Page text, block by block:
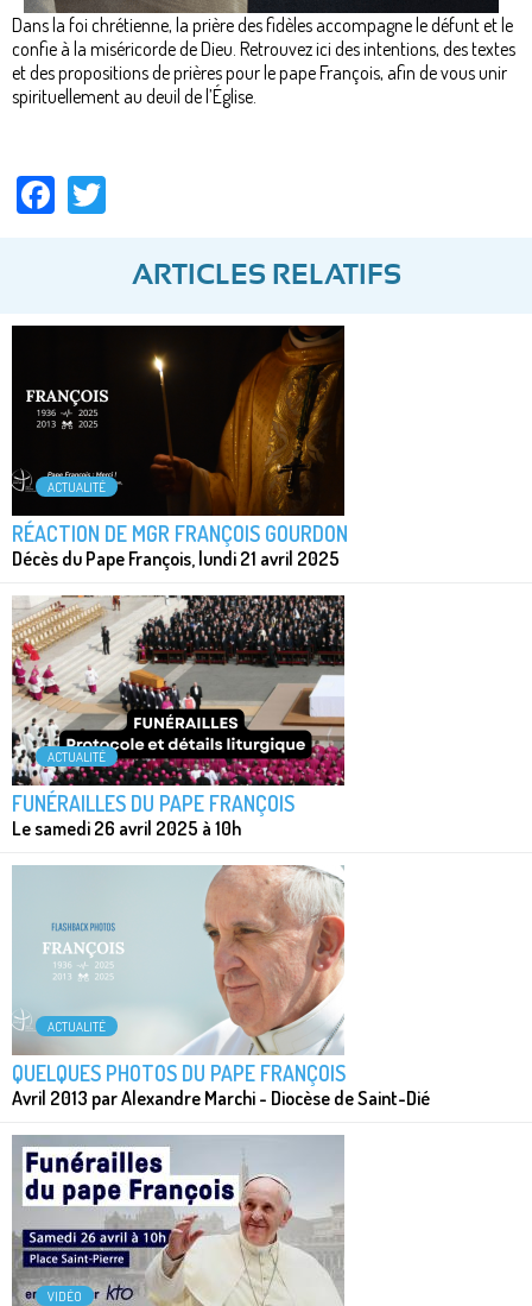
Dans la foi chrétienne, la prière des fidèles accompagne le défunt et le
confie à la miséricorde de Dieu. Retrouvez ici des intentions, des textes
et des propositions de prières pour le pape François, afin de vous unir
spirituellement au deuil de l’Église.
Facebook
ARTICLES RELATIFS
ACTUALITÉ
RÉACTION DE MGR FRANÇOIS GOURDON
Décès du Pape François, lundi 21 avril 2025
ACTUALITÉ
FUNÉRAILLES DU PAPE FRANÇOIS
Le samedi 26 avril 2025 à 10h
ACTUALITÉ
QUELQUES PHOTOS DU PAPE FRANÇOIS
Avril 2013 par Alexandre Marchi - Diocèse de Saint-Dié
VIDÉO